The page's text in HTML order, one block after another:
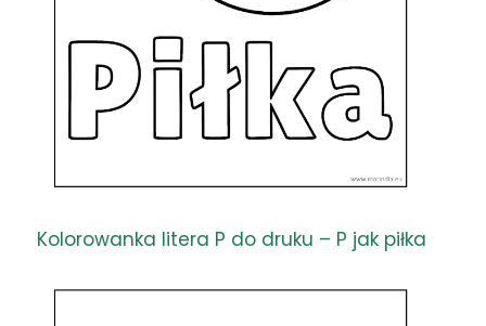
Kolorowanka litera P do druku – P jak piłka